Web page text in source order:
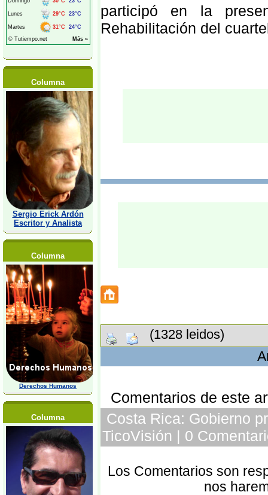
Columna
Sergio Erick Ardón
Escritor y Analista
Columna
Derechos Humanos
Columna
participó en la
Rehabilitación del
(1328 leidos)
Comentarios de este
Costa Rica: Gobierno
TicoVisión | 0
Los Comentarios son
nos